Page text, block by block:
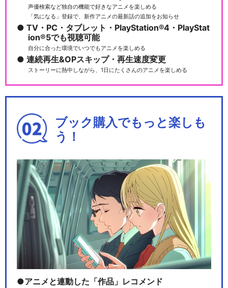
声優検索など独自の機能で好きなアニメを楽しめる
「気になる」登録で、新作アニメの最新話の追加をお知らせ
TV・PC・タブレット・PlayStation®4・PlayStat
ion®5でも視聴可能
自分に合った環境でいつでもアニメを楽しめる
連続再生&OPスキップ・再生速度変更
ストーリーに熱中しながら、1日にたくさんのアニメを楽しめる
ブック購入でもっと楽しも
う！
アニメと連動した「作品」レコメンド